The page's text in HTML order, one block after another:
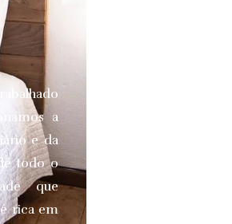
a
e da
todo o
que
rica em